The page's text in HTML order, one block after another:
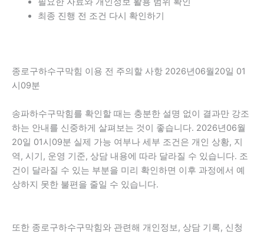
최종 진행 전 조건 다시 확인하기
종로구하수구막힘 이용 전 주의할 사항 2026년06월20일 01
시09분
송파하수구막힘를 확인할 때는 충분한 설명 없이 결과만 강조
하는 안내를 신중하게 살펴보는 것이 좋습니다. 2026년06월
20일 01시09분 실제 가능 여부나 세부 조건은 개인 상황, 지
역, 시기, 운영 기준, 상담 내용에 따라 달라질 수 있습니다. 조
건이 달라질 수 있는 부분을 미리 확인하면 이후 과정에서 예
상하지 못한 불편을 줄일 수 있습니다.
또한 종로구하수구막힘와 관련해 개인정보, 상담 기록, 신청